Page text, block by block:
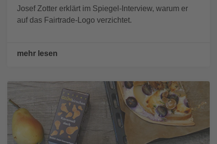
Josef Zotter erklärt im Spiegel-Interview, warum er
auf das Fairtrade-Logo verzichtet.
mehr lesen